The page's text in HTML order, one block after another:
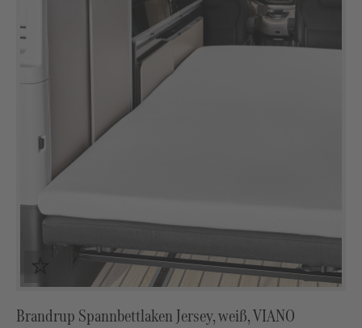
Brandrup Spannbettlaken Jersey, weiß, VIANO